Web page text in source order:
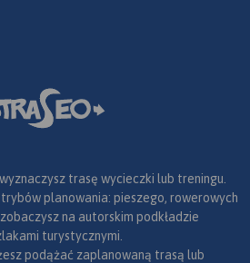
trasę wycieczki lub treningu.
planowania: pieszego, rowerowych
na autorskim podkładzie
turystycznymi.
podążać zaplanowaną trasą lub